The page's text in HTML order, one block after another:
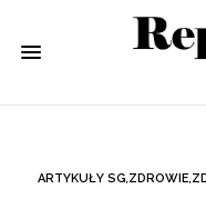
ARTYKUŁY SG,ZDROWIE,